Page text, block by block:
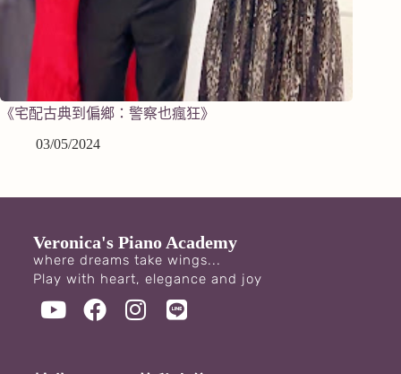
《宅配古典到偏鄉：警察也瘋狂》
03/05/2024
Veronica's Piano Academy
where dreams take wings...
Play with heart, elegance and joy